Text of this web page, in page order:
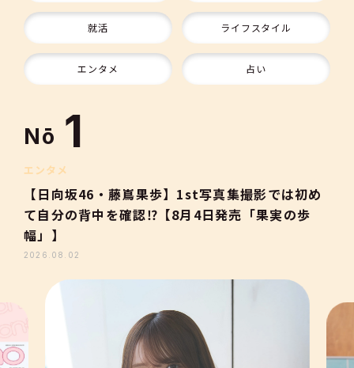
就活 ライフスタイル
エンタメ 占い
Nō
9
10
1
2
3
4
5
エンタメ
【日向坂46・藤嶌果歩】1st写真集撮影では初め
て自分の背中を確認⁉【8月4日発売「果実の歩
幅」】
2026.08.02